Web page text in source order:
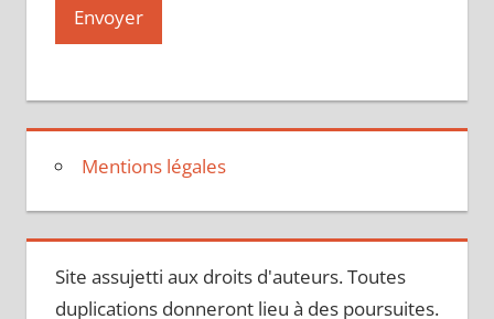
Mentions légales
Site assujetti aux droits d'auteurs. Toutes
duplications donneront lieu à des poursuites.